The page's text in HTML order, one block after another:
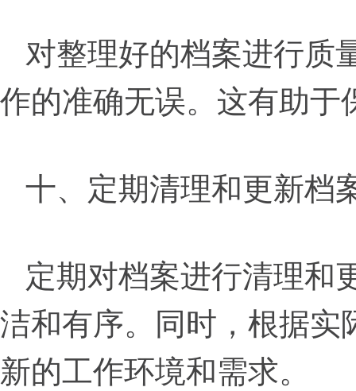
对整理好的档案进行质
作的准确无误。这有助于
十、定期清理和更新档
定期对档案进行清理和
洁和有序。同时，根据实
新的工作环境和需求。